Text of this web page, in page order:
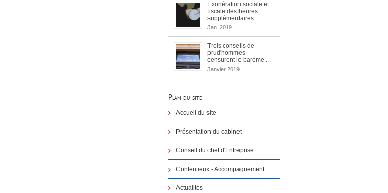
Exonération sociale et
fiscale des heures
supplémentaires
Jan. 2019
Trois conseils de
prud'hommes
censurent le barème ...
Janvier 2019
Plan du site
Accueil du site
Présentation du cabinet
Conseil du chef d'Entreprise
Contentieux - Accompagnement
Actualités